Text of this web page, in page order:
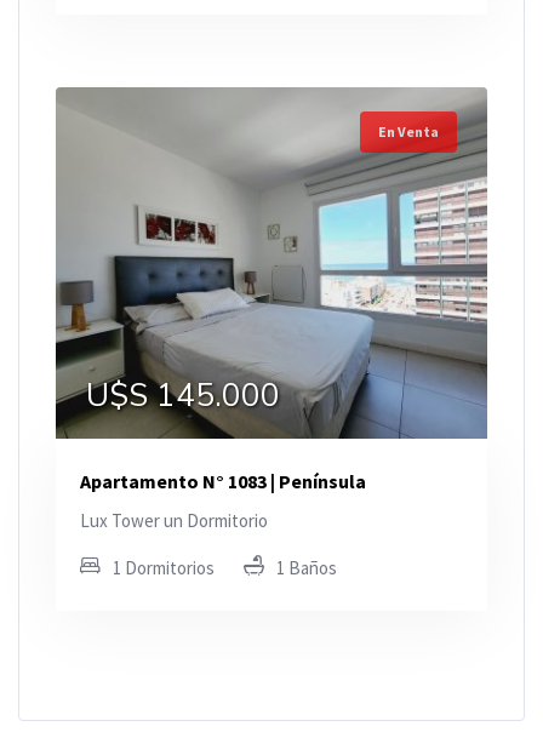
En Venta
U$S 145.000
Apartamento N° 1083 | Península
Lux Tower un Dormitorio
1 Dormitorios 1 Baños